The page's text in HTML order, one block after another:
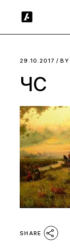
29.10.2017 BY
ЧС
SHARE